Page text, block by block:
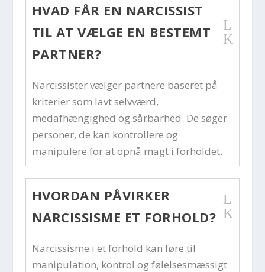
HVAD FÅR EN NARCISSIST
TIL AT VÆLGE EN BESTEMT
PARTNER?
L
K
Narcissister vælger partnere baseret på
kriterier som lavt selvværd,
medafhængighed og sårbarhed. De søger
personer, de kan kontrollere og
manipulere for at opnå magt i forholdet.
HVORDAN PÅVIRKER
NARCISSISME ET FORHOLD?
L
K
Narcissisme i et forhold kan føre til
manipulation, kontrol og følelsesmæssigt